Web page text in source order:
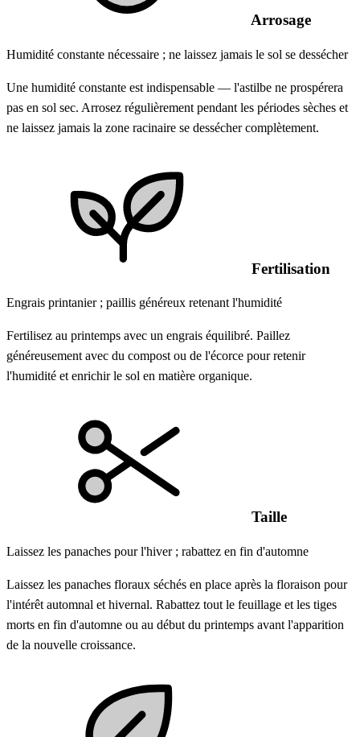
Arrosage
Humidité constante nécessaire ; ne laissez jamais le sol se dessécher
Une humidité constante est indispensable — l'astilbe ne prospérera
pas en sol sec. Arrosez régulièrement pendant les périodes sèches et
ne laissez jamais la zone racinaire se dessécher complètement.
Fertilisation
Engrais printanier ; paillis généreux retenant l'humidité
Fertilisez au printemps avec un engrais équilibré. Paillez
généreusement avec du compost ou de l'écorce pour retenir
l'humidité et enrichir le sol en matière organique.
Taille
Laissez les panaches pour l'hiver ; rabattez en fin d'automne
Laissez les panaches floraux séchés en place après la floraison pour
l'intérêt automnal et hivernal. Rabattez tout le feuillage et les tiges
morts en fin d'automne ou au début du printemps avant l'apparition
de la nouvelle croissance.